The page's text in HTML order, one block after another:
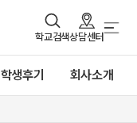
학교검색상담센터
학생후기 회사소개